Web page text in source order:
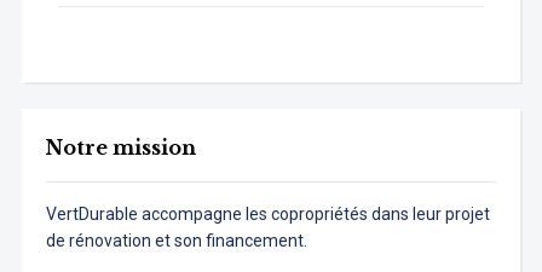
Notre mission
VertDurable accompagne les copropriétés dans leur projet
de rénovation et son financement.